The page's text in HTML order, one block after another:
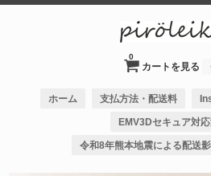
カートを見る
0
ホーム 支払方法・配送料
EMV3Dセキュア対
令和8年熊本地震による配送